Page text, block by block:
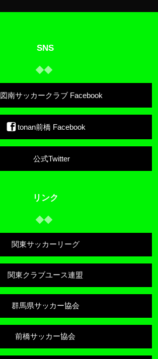
SNS
図南サッカークラブ Facebook
tonan前橋 Facebook
公式Twitter
リンク
関東サッカーリーグ
関東クラブユース連盟
群馬県サッカー協会
前橋サッカー協会